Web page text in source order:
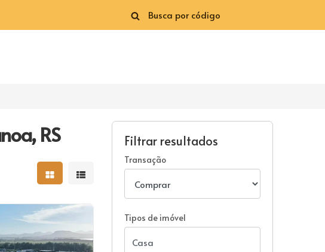
RS
Mostrar resultados em grade
Mostrar resultados em lista
Filtrar resultados
Transação
Tipos de imóvel